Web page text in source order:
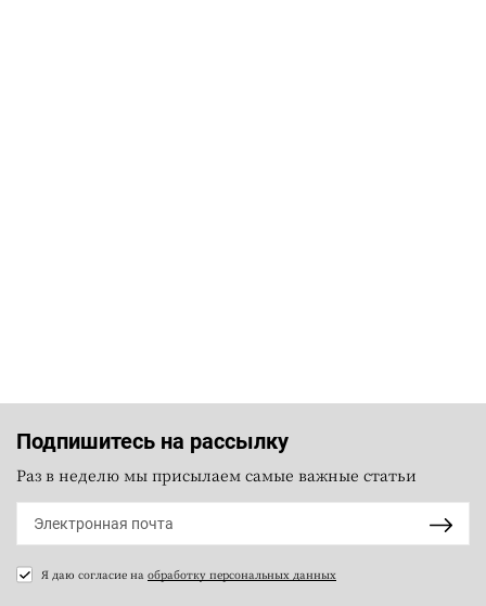
Подпишитесь на рассылку
Раз в неделю мы присылаем самые важные статьи
Я даю согласие на обработку персональных данных